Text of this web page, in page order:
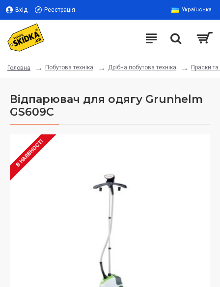
Вхід Реєстрація Українська
Головна Побутова техніка Дрібна побутова техніка Праски
Відпарювач для одягу Grunhelm
GS609C
В НАЯВНОСТІ